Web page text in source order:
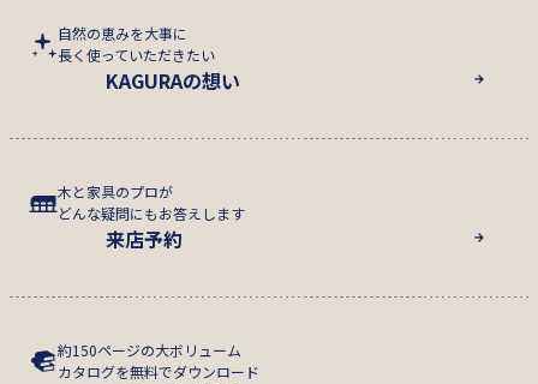
自然の恵みを大事に
長く使っていただきたい
KAGURAの想い
木と家具のプロが
どんな疑問にもお答えします
来店予約
約150ページの大ボリューム
カタログを無料でダウンロード